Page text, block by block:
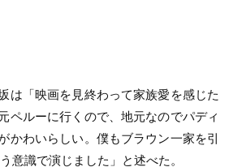
は「映画を見終わって家族愛を感じた
ペルーに行くので、地元なのでパディ
かわいらしい。僕もブラウン一家を引
意識で演じました」と述べた。